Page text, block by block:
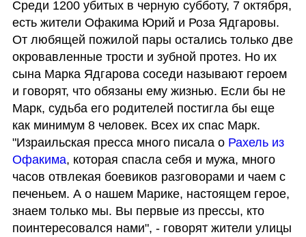
Среди 1200 убитых в черную субботу, 7 октября,
есть жители Офакима Юрий и Роза Ядгаровы.
От любящей пожилой пары остались только две
окровавленные трости и зубной протез. Но их
сына Марка Ядгарова соседи называют героем
и говорят, что обязаны ему жизнью. Если бы не
Марк, судьба его родителей постигла бы еще
как минимум 8 человек. Всех их спас Марк.
"Израильская пресса много писала о Рахель из
Офакима, которая спасла себя и мужа, много
часов отвлекая боевиков разговорами и чаем с
печеньем. А о нашем Марике, настоящем герое,
знаем только мы. Вы первые из прессы, кто
поинтересовался нами", - говорят жители улицы